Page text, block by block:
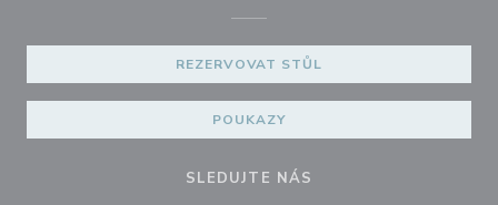
REZERVOVAT STŮL
POUKAZY
SLEDUJTE NÁS